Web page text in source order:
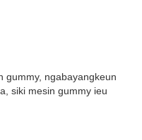
gummy, ngabayangkeun
siki mesin gummy ieu